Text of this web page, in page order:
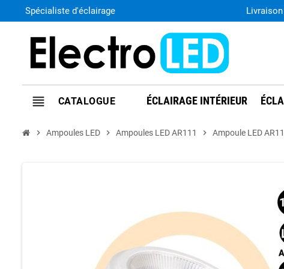
Spécialiste d'éclairage
view_headline ÉCLAIRAGE INTÉRIEUR
chevron_right Ampoules LED chevron_right Ampoules LED AR111 chevron_right Ampoule LED